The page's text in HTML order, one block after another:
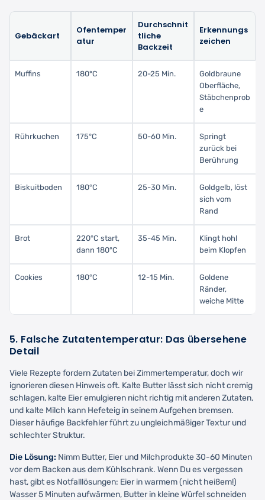
Gebäckart
Ofentemper
atur
Durchschnit
tliche
Backzeit
Erkennungs
zeichen
Muffins 180°C 20-25 Min.
Goldbraune
Oberfläche,
Stäbchenprob
e
Rührkuchen 175°C 50-60 Min.
Springt
zurück bei
Berührung
Biskuitboden 180°C 25-30 Min.
Goldgelb, löst
sich vom
Rand
Brot
220°C start,
dann 180°C
35-45 Min.
Klingt hohl
beim Klopfen
Cookies 180°C 12-15 Min.
Goldene
Ränder,
weiche Mitte
5. Falsche Zutatentemperatur: Das übersehene
Detail
Viele Rezepte fordern Zutaten bei Zimmertemperatur, doch wir
ignorieren diesen Hinweis oft. Kalte Butter lässt sich nicht cremig
schlagen, kalte Eier emulgieren nicht richtig mit anderen Zutaten,
und kalte Milch kann Hefeteig in seinem Aufgehen bremsen.
Dieser häufige Backfehler führt zu ungleichmäßiger Textur und
schlechter Struktur.
Die Lösung: Nimm Butter, Eier und Milchprodukte 30-60 Minuten
vor dem Backen aus dem Kühlschrank. Wenn Du es vergessen
hast, gibt es Notfalllösungen: Eier in warmem (nicht heißem!)
Wasser 5 Minuten aufwärmen, Butter in kleine Würfel schneiden